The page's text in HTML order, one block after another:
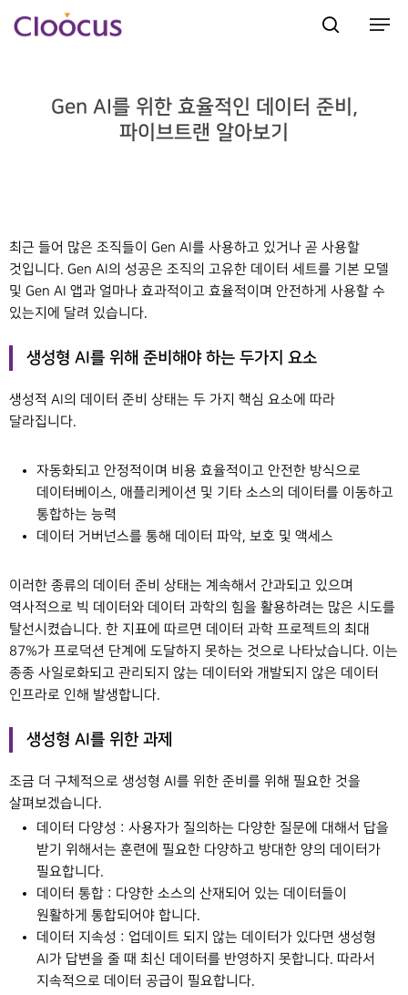
Hit enter to search or ESC to close
Gen AI를 위한 효율적인 데이터 준비,
파이브트랜 알아보기
최근 들어 많은 조직들이 Gen AI를 사용하고 있거나 곧 사용할
것입니다. Gen AI의 성공은 조직의 고유한 데이터 세트를 기본 모델
및 Gen AI 앱과 얼마나 효과적이고 효율적이며 안전하게 사용할 수
있는지에 달려 있습니다.
생성형 AI를 위해 준비해야 하는 두가지 요소
생성적 AI의 데이터 준비 상태는 두 가지 핵심 요소에 따라
달라집니다.
자동화되고 안정적이며 비용 효율적이고 안전한 방식으로
데이터베이스, 애플리케이션 및 기타 소스의 데이터를 이동하고
통합하는 능력
데이터 거버넌스를 통해 데이터 파악, 보호 및 액세스
이러한 종류의 데이터 준비 상태는 계속해서 간과되고 있으며
역사적으로 빅 데이터와 데이터 과학의 힘을 활용하려는 많은 시도를
탈선시켰습니다. 한 지표에 따르면 데이터 과학 프로젝트의 최대
87%가 프로덕션 단계에 도달하지 못하는 것으로 나타났습니다. 이는
종종 사일로화되고 관리되지 않는 데이터와 개발되지 않은 데이터
인프라로 인해 발생합니다.
생성형 AI를 위한 과제
조금 더 구체적으로 생성형 AI를 위한 준비를 위해 필요한 것을
살펴보겠습니다.
데이터 다양성 : 사용자가 질의하는 다양한 질문에 대해서 답을
받기 위해서는 훈련에 필요한 다양하고 방대한 양의 데이터가
필요합니다.
데이터 통합 : 다양한 소스의 산재되어 있는 데이터들이
원활하게 통합되어야 합니다.
데이터 지속성 : 업데이트 되지 않는 데이터가 있다면 생성형
AI가 답변을 줄 때 최신 데이터를 반영하지 못합니다. 따라서
지속적으로 데이터 공급이 필요합니다.